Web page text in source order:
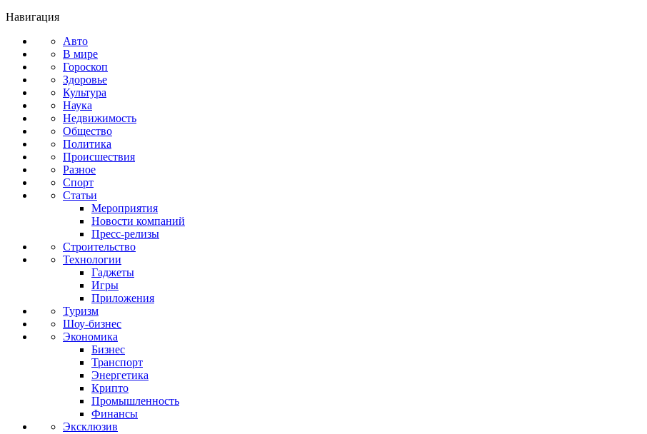
Навигация
Авто
В мире
Гороскоп
Здоровье
Культура
Наука
Недвижимость
Общество
Политика
Происшествия
Разное
Спорт
Статьи
Мероприятия
Новости компаний
Пресс-релизы
Строительство
Технологии
Гаджеты
Игры
Приложения
Туризм
Шоу-бизнес
Экономика
Бизнес
Транспорт
Энергетика
Крипто
Промышленность
Финансы
Эксклюзив